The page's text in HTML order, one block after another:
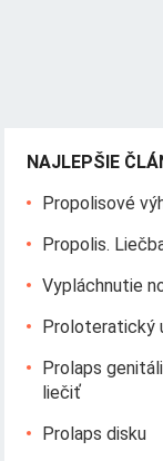
NAJLEPŠIE
Propolisové
Propolis.
Vypláchnutie
Proloteratický
Prolaps
liečiť
Prolaps disku